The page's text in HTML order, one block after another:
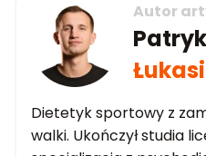
Autor
Patryk
Dietetyk sportowy z
walki. Ukończył studia